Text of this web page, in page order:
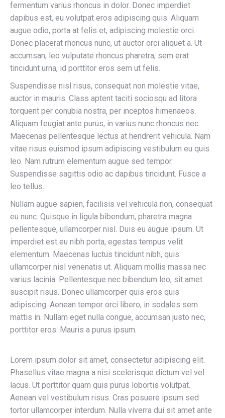
fermentum varius rhoncus in dolor. Donec imperdiet
dapibus est, eu volutpat eros adipiscing quis. Aliquam
augue odio, porta at felis et, adipiscing molestie orci.
Donec placerat rhoncus nunc, ut auctor orci aliquet a. Ut
accumsan, leo vulputate rhoncus pharetra, sem erat
tincidunt urna, id porttitor eros sem ut felis.
Suspendisse nisl risus, consequat non molestie vitae,
auctor in mauris. Class aptent taciti sociosqu ad litora
torquent per conubia nostra, per inceptos himenaeos.
Aliquam feugiat ante purus, in varius nunc rhoncus nec.
Maecenas pellentesque lectus at hendrerit vehicula. Nam
vitae risus euismod ipsum adipiscing vestibulum eu quis
leo. Nam rutrum elementum augue sed tempor.
Suspendisse sagittis odio ac dapibus tincidunt. Fusce a
leo tellus.
Nullam augue sapien, facilisis vel vehicula non, consequat
eu nunc. Quisque in ligula bibendum, pharetra magna
pellentesque, ullamcorper nisl. Duis eu augue ipsum. Ut
imperdiet est eu nibh porta, egestas tempus velit
elementum. Maecenas luctus tincidunt nibh, quis
ullamcorper nisl venenatis ut. Aliquam mollis massa nec
varius lacinia. Pellentesque nec bibendum leo, sit amet
suscipit risus. Donec ullamcorper quis eros quis
adipiscing. Aenean tempor orci libero, in sodales sem
mattis in. Nullam eget nulla congue, accumsan justo nec,
porttitor eros. Mauris a purus ipsum.
Lorem ipsum dolor sit amet, consectetur adipiscing elit.
Phasellus vitae magna a nisi scelerisque dictum vel vel
lacus. Ut porttitor quam quis purus lobortis volutpat.
Aenean vel vestibulum risus. Cras posuere ipsum sed
tortor ullamcorper interdum. Nulla viverra dui sit amet ante